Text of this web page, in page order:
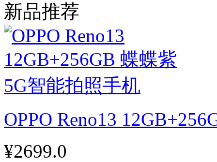
新品推荐
OPPO Reno13
¥2699.0